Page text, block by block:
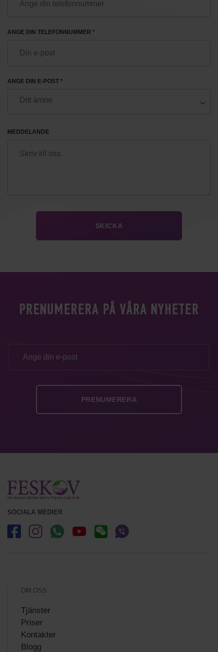
ANGE DIN TELEFONNUMMER *
ANGE DIN E-POST *
MEDDELANDE
PRENUMERERA PÅ VÅRA NYHETER
SOCIALA MEDIER
OM OSS
Tjänster
Priser
Kontakter
Blogg